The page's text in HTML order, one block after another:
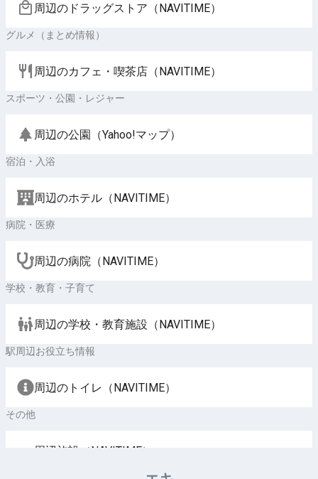
周辺のドラッグストア（NAVITIME）
グルメ（まとめ情報）
周辺のカフェ・喫茶店（NAVITIME）
スポーツ・公園・レジャー
周辺の公園（Yahoo!マップ）
宿泊・入浴
周辺のホテル（NAVITIME）
病院・医療
周辺の病院（NAVITIME）
学校・教育・子育て
周辺の学校・教育施設（NAVITIME）
駅周辺お役立ち情報
周辺のトイレ（NAVITIME）
その他
周辺施設（NAVITIME）